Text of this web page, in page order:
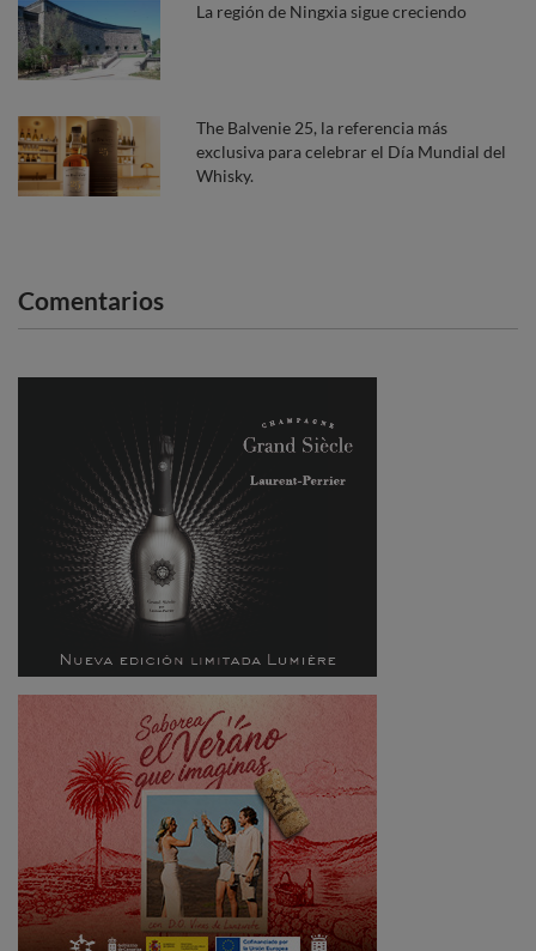
La región de Ningxia sigue creciendo
The Balvenie 25, la referencia más
exclusiva para celebrar el Día Mundial del
Whisky.
Comentarios